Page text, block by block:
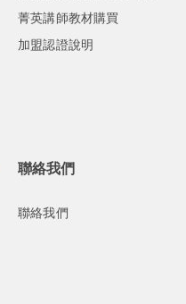
菁英講師教材購買
加盟認證說明
聯絡我們
聯絡我們